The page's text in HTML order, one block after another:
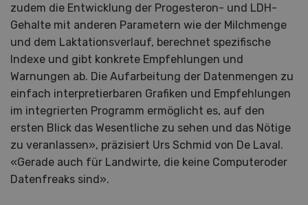
zudem die Entwicklung der Progesteron- und LDH-
Gehalte mit anderen Parametern wie der Milchmenge
und dem Laktationsverlauf, berechnet spezifische
Indexe und gibt konkrete Empfehlungen und
Warnungen ab. Die Aufarbeitung der Datenmengen zu
einfach interpretierbaren Grafiken und Empfehlungen
im integrierten Programm ermöglicht es, auf den
ersten Blick das Wesentliche zu sehen und das Nötige
zu veranlassen», präzisiert Urs Schmid von De Laval.
«Gerade auch für Landwirte, die keine Computeroder
Datenfreaks sind».